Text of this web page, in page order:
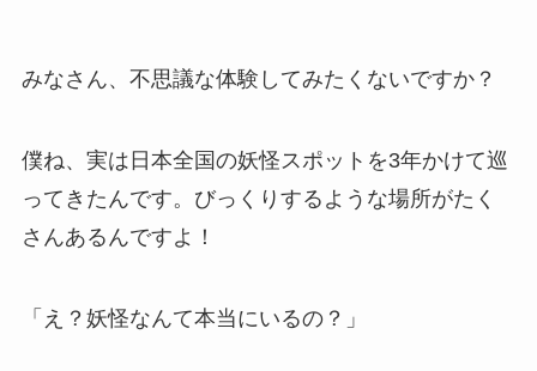
みなさん、不思議な体験してみたくないですか？
僕ね、実は日本全国の妖怪スポットを3年かけて巡
ってきたんです。びっくりするような場所がたく
さんあるんですよ！
「え？妖怪なんて本当にいるの？」